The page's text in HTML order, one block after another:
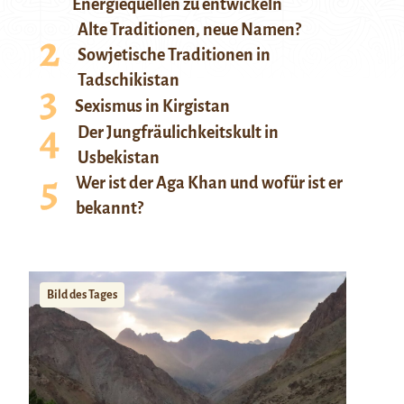
Energiequellen zu entwickeln
Alte Traditionen, neue Namen?
Sowjetische Traditionen in
Tadschikistan
Sexismus in Kirgistan
Der Jungfräulichkeitskult in
Usbekistan
Wer ist der Aga Khan und wofür ist er
bekannt?
Bild des Tages